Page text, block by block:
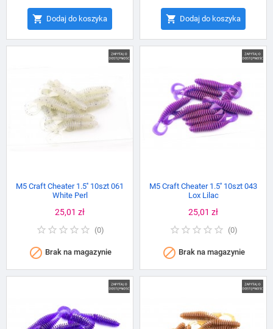
 Dodaj do koszyka  Dodaj do koszyka
M5 Craft Cheater 1.5'' 10szt 061
White Perl
Cena
25,01 zł
(0)
 Brak na magazynie
M5 Craft Cheater 1.5'' 10szt 043
Lox Lilac
Cena
25,01 zł
(0)
 Brak na magazynie